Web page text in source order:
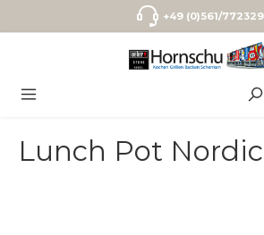
Zum Hauptinhalt springen+49 (0)561/772329
Lunch Pot